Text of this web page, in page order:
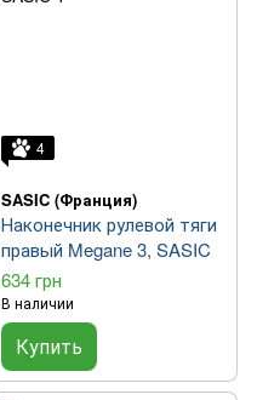
4
SASIC (Франция)
Наконечник рулевой тяги
правый Megane 3, SASIC
634 грн
В наличии
Купить